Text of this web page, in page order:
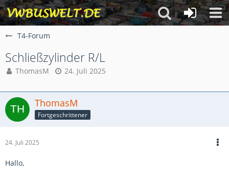
T4-Forum
Schließzylinder R/L
ThomasM 24. Juli 2025
ThomasM
Fortgeschrittener
24. Juli 2025
Hallo,